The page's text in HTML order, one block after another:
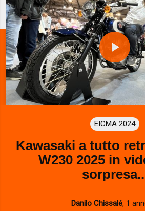
P
l
a
y
V
i
d
EICMA 2024
Kawasaki a tutto
W230 2025 in
Danilo Chissalé, 1